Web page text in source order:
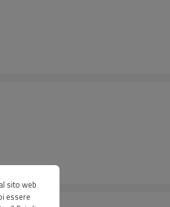
sito web
essere